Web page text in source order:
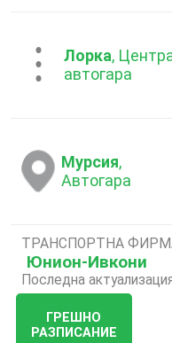
...Лорка,
автогара
Мурсия,
Автогара
ТРАНСПОРТНА
Юнион-Ивкони
Последна
ГРЕШНО
РАЗПИСАНИЕ